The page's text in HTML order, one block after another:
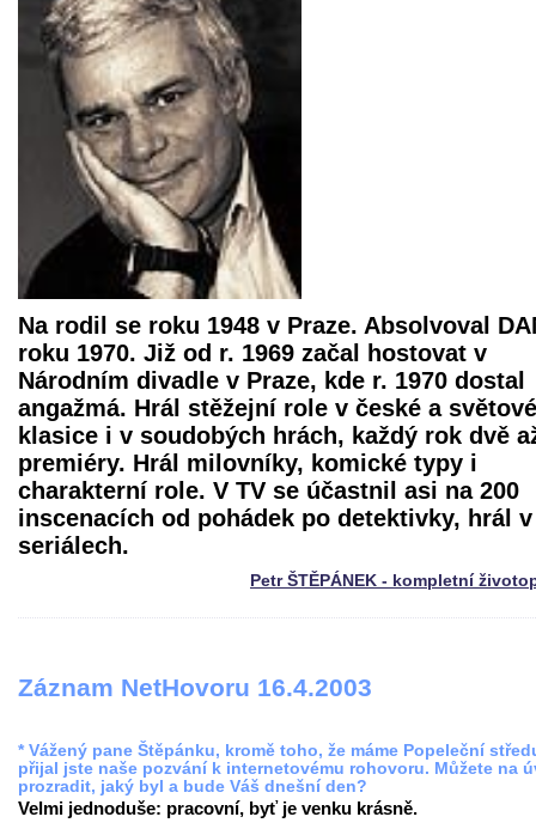
Na rodil se roku 1948 v Praze. Absolvoval
roku 1970. Již od r. 1969 začal hostovat v
Národním divadle v Praze, kde r. 1970 dostal
angažmá. Hrál stěžejní role v české a světové
klasice i v soudobých hrách, každý rok dvě
premiéry. Hrál milovníky, komické typy i
charakterní role. V TV se účastnil asi na 200
inscenacích od pohádek po detektivky, hrál v
seriálech.
Petr ŠTĚPÁNEK - kompletní
Záznam NetHovoru 16.4.2003
* Vážený pane Štěpánku, kromě toho, že máme Popeleční
přijal jste naše pozvání k internetovému rohovoru. Můžete na
prozradit, jaký byl a bude Váš dnešní den?
Velmi jednoduše: pracovní, byť je venku krásně.